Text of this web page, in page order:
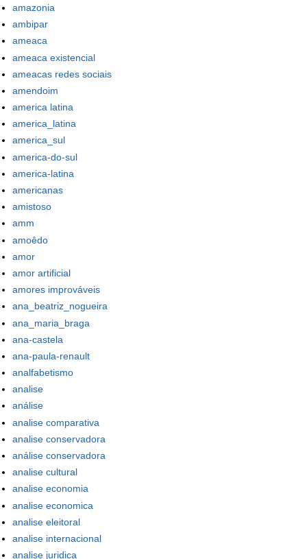
amazonia
ambipar
ameaca
ameaca existencial
ameacas redes sociais
amendoim
america latina
america_latina
america_sul
america-do-sul
america-latina
americanas
amistoso
amm
amoêdo
amor
amor artificial
amores improváveis
ana_beatriz_nogueira
ana_maria_braga
ana-castela
ana-paula-renault
analfabetismo
analise
análise
analise comparativa
analise conservadora
análise conservadora
analise cultural
analise economia
analise economica
analise eleitoral
analise internacional
analise juridica